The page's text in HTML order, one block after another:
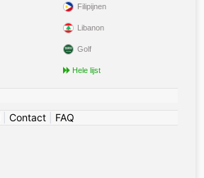
Filipijnen
Libanon
Golf
Hele lijst
Contact FAQ